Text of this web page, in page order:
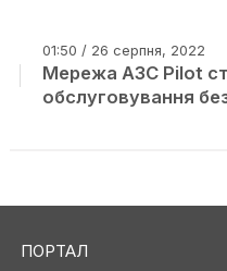
01:50 / 26 серпня, 2022
Мережа АЗС Pilot
обслуговування
ПОРТАЛ